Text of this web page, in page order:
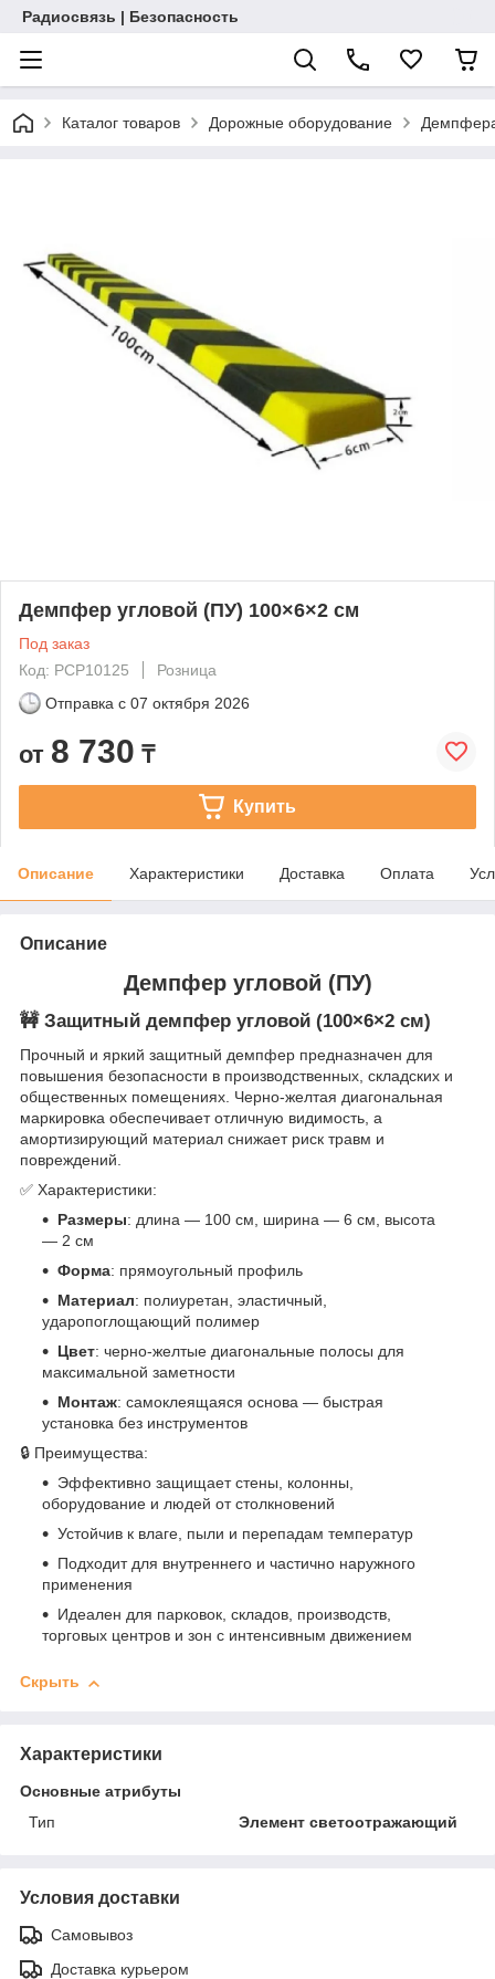
Радиосвязь | Безопасность
Каталог товаров Дорожные оборудование
Демпфер угловой (ПУ) 100×6×2 см
Под заказ
Код: PCP10125
Розница
Отправка с 07 октября 2026
от 8 730 ₸
Купить
Описание Характеристики Доставка Оплата
Описание
Демпфер угловой (ПУ)
🚧 Защитный демпфер угловой (100×6×2 см)
Прочный и яркий защитный демпфер предназначен для
повышения безопасности в производственных, складских и
общественных помещениях. Черно-желтая диагональная
маркировка обеспечивает отличную видимость, а
амортизирующий материал снижает риск травм и
повреждений.
✅ Характеристики:
Размеры: длина — 100 см, ширина — 6 см, высота
— 2 см
Форма: прямоугольный профиль
Материал: полиуретан, эластичный,
ударопоглощающий полимер
Цвет: черно-желтые диагональные полосы для
максимальной заметности
Монтаж: самоклеящаяся основа — быстрая
установка без инструментов
🔒 Преимущества:
Эффективно защищает стены, колонны,
оборудование и людей от столкновений
Устойчив к влаге, пыли и перепадам температур
Подходит для внутреннего и частично наружного
применения
Идеален для парковок, складов, производств,
торговых центров и зон с интенсивным движением
Скрыть
Характеристики
Основные атрибуты
Тип
Элемент светоотражающий
Условия доставки
Самовывоз
Доставка курьером